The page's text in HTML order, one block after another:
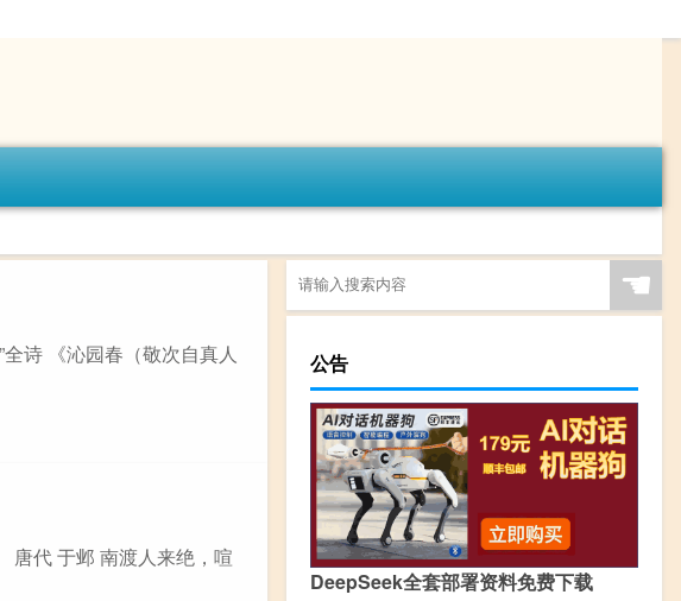
诗 《沁园春（敬次自真人
唐代 于邺 南渡人来绝，喧
☚
公告
DeepSeek全套部署资料免费下载